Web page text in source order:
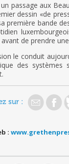
passage aux
dessin «de
première bande
de prendre
le conduit
des systèmes
sur :
: